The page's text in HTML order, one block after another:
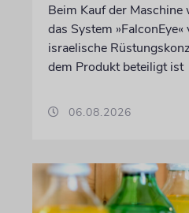
Beim Kauf der
das System
israelische
dem Produkt beteiligt ist
06.08.2026